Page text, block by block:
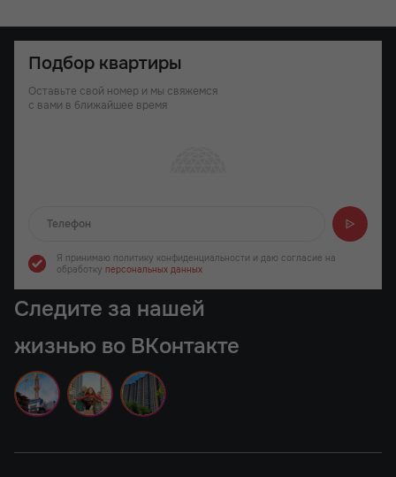
Подбор квартиры
Оставьте свой номер и мы свяжемся
с вами в ближайшее время
Я принимаю политику конфиденциальности и даю согласие на
обработку персональных данных
Следите за нашей
жизнью во ВКонтакте